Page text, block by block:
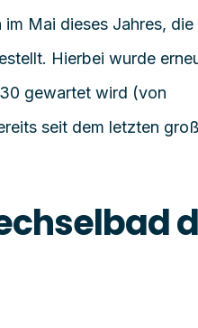
Mai dieses Jahres, die
Hierbei wurde
gewartet wird (von
seit dem letzten